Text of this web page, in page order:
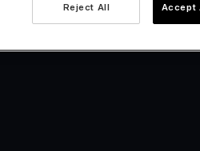
Reject All Accept